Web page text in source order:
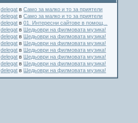
delegat вСамо за малко и то за приятели
delegat вСамо за малко и то за приятели
delegat в01. Интересни сайтове в помощ...
delegat в Шедьоври на филмовата музика!
delegat в Шедьоври на филмовата музика!
delegat в Шедьоври на филмовата музика!
delegat в Шедьоври на филмовата музика!
delegat в Шедьоври на филмовата музика!
delegat в Шедьоври на филмовата музика!
delegat в Шедьоври на филмовата музика!